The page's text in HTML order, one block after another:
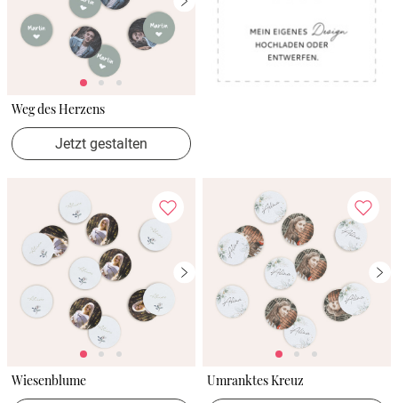
Weg des Herzens
Jetzt gestalten
Wiesenblume Umranktes Kreuz